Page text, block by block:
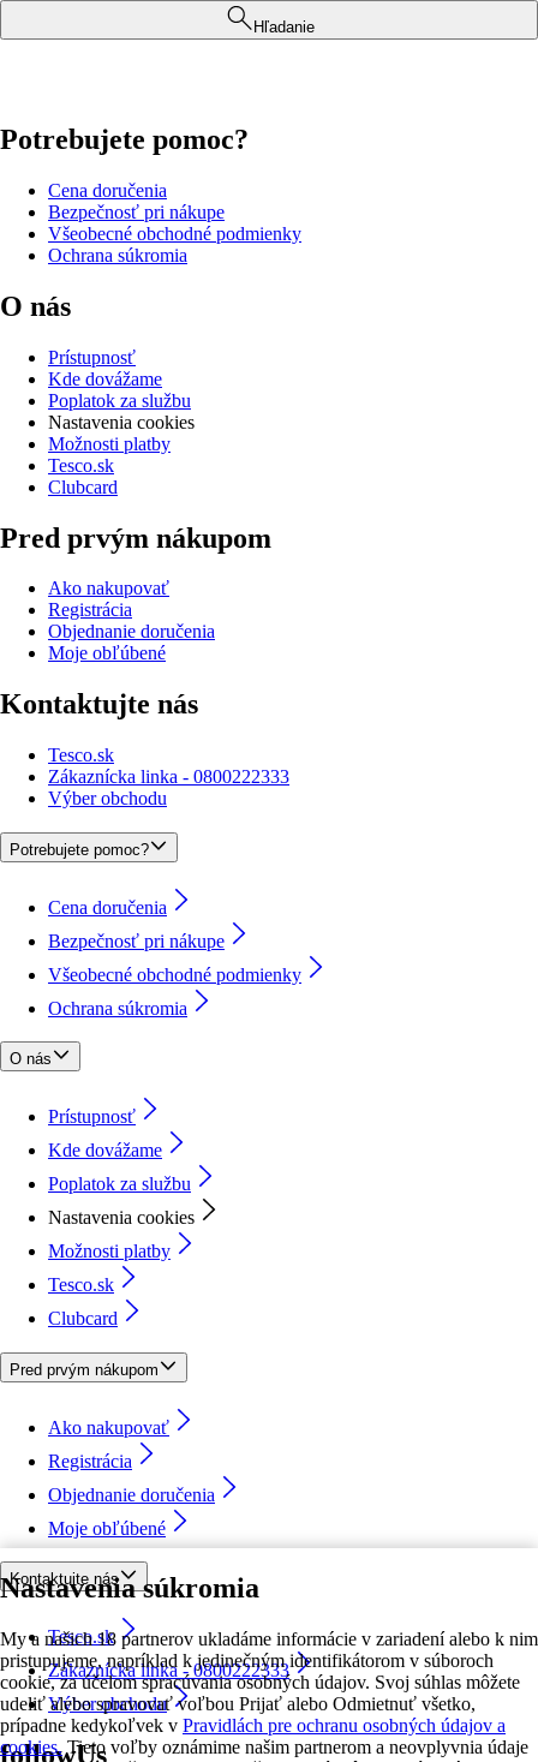
Nastavenia súkromia
My a našich 18 partnerov ukladáme informácie v zariadení alebo k nim
pristupujeme, napríklad k jedinečným identifikátorom v súboroch
cookie, za účelom spracúvania osobných údajov. Svoj súhlas môžete
udeliť alebo spravovať voľbou Prijať alebo Odmietnuť všetko,
prípadne kedykoľvek v Pravidlách pre ochranu osobných údajov a
cookies. Tieto voľby oznámime našim partnerom a neovplyvnia údaje
Hľadanie
Potrebujete pomoc?
Cena doručenia
Bezpečnosť pri nákupe
Všeobecné obchodné podmienky
Ochrana súkromia
O nás
Prístupnosť
Kde dovážame
Poplatok za službu
Nastavenia cookies
Možnosti platby
Tesco.sk
Clubcard
Pred prvým nákupom
Ako nakupovať
Registrácia
Objednanie doručenia
Moje obľúbené
Kontaktujte nás
Tesco.sk
Zákaznícka linka - 0800222333
Výber obchodu
Potrebujete pomoc?
Cena doručenia
Bezpečnosť pri nákupe
Všeobecné obchodné podmienky
Ochrana súkromia
O nás
Prístupnosť
Kde dovážame
Poplatok za službu
Nastavenia cookies
Možnosti platby
Tesco.sk
Clubcard
Pred prvým nákupom
Ako nakupovať
Registrácia
Objednanie doručenia
Moje obľúbené
Kontaktujte nás
Tesco.sk
Zákaznícka linka - 0800222333
Výber obchodu
followUs